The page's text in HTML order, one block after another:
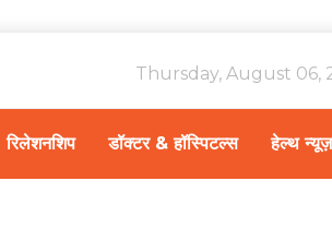
Thursday, August 06,
रिलेशनशिप डॉक्टर & हॉस्पिटल्स हेल्थ न्यूज़